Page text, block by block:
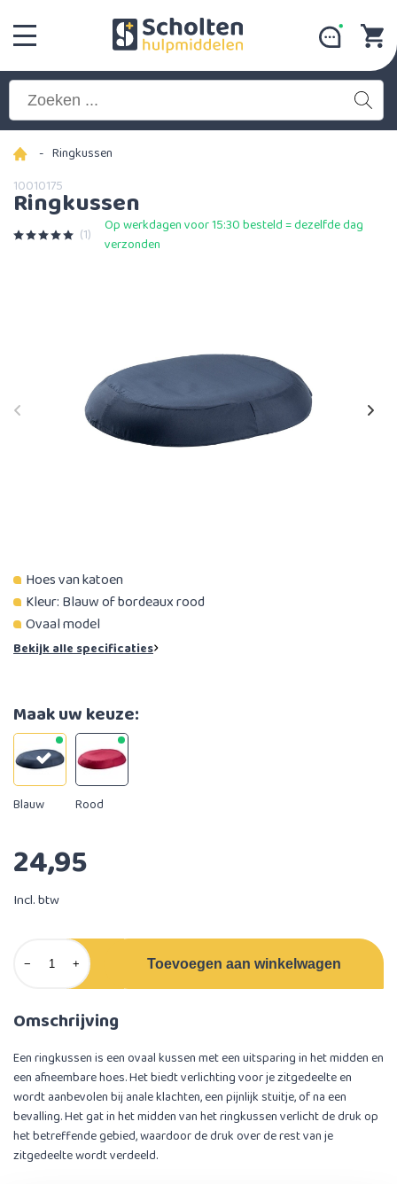
- Ringkussen
10010175
Ringkussen
(1)
Op werkdagen voor 15:30 besteld = dezelfde dag
verzonden
Hoes van katoen
Kleur: Blauw of bordeaux rood
Ovaal model
Bekijk alle specificaties
Maak uw keuze:
Blauw Rood
24,95
Incl. btw
− + Toevoegen aan winkelwagen
Omschrijving
Een ringkussen is een ovaal kussen met een uitsparing in het midden en
een afneembare hoes. Het biedt verlichting voor je zitgedeelte en
wordt aanbevolen bij anale klachten, een pijnlijk stuitje, of na een
bevalling. Het gat in het midden van het ringkussen verlicht de druk op
het betreffende gebied, waardoor de druk over de rest van je
zitgedeelte wordt verdeeld.